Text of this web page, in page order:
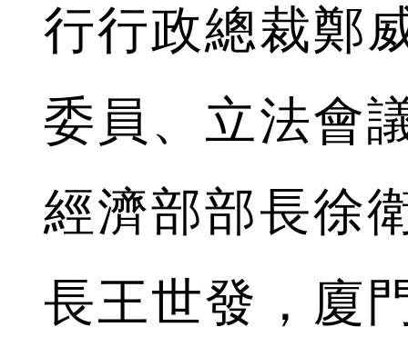
行行政總裁鄭
委員、立法會
經濟部部長徐
長王世發，廈